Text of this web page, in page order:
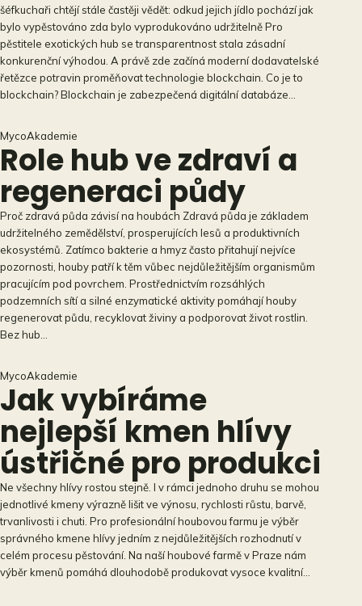
šéfkuchaři chtějí stále častěji vědět: odkud jejich jídlo pochází jak
bylo vypěstováno zda bylo vyprodukováno udržitelně Pro
pěstitele exotických hub se transparentnost stala zásadní
konkurenční výhodou. A právě zde začíná moderní dodavatelské
řetězce potravin proměňovat technologie blockchain. Co je to
blockchain? Blockchain je zabezpečená digitální databáze…
MycoAkademie
Role hub ve zdraví a
regeneraci půdy
Proč zdravá půda závisí na houbách Zdravá půda je základem
udržitelného zemědělství, prosperujících lesů a produktivních
ekosystémů. Zatímco bakterie a hmyz často přitahují nejvíce
pozornosti, houby patří k těm vůbec nejdůležitějším organismům
pracujícím pod povrchem. Prostřednictvím rozsáhlých
podzemních sítí a silné enzymatické aktivity pomáhají houby
regenerovat půdu, recyklovat živiny a podporovat život rostlin.
Bez hub…
MycoAkademie
Jak vybíráme
nejlepší kmen hlívy
ústřičné pro produkci
Ne všechny hlívy rostou stejně. I v rámci jednoho druhu se mohou
jednotlivé kmeny výrazně lišit ve výnosu, rychlosti růstu, barvě,
trvanlivosti i chuti. Pro profesionální houbovou farmu je výběr
správného kmene hlívy jedním z nejdůležitějších rozhodnutí v
celém procesu pěstování. Na naší houbové farmě v Praze nám
výběr kmenů pomáhá dlouhodobě produkovat vysoce kvalitní…